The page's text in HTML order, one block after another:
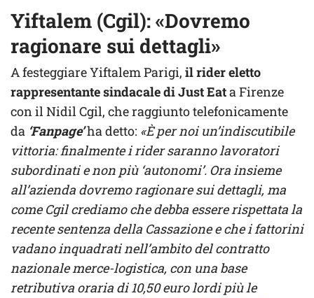
Yiftalem (Cgil): «Dovremo
ragionare sui dettagli»
A festeggiare Yiftalem Parigi, il rider eletto
rappresentante sindacale di Just Eata Firenze
con il Nidil Cgil, che raggiunto telefonicamente
da ‘Fanpage’ha detto: «È per noi un’indiscutibile
vittoria: finalmente i rider saranno lavoratori
subordinati e non più ‘autonomi’. Ora insieme
all’azienda dovremo ragionare sui dettagli, ma
come Cgil crediamo che debba essere rispettata la
recente sentenza della Cassazione e che i fattorini
vadano inquadrati nell’ambito del contratto
nazionale merce-logistica, con una base
retributiva oraria di 10,50 euro lordi più le